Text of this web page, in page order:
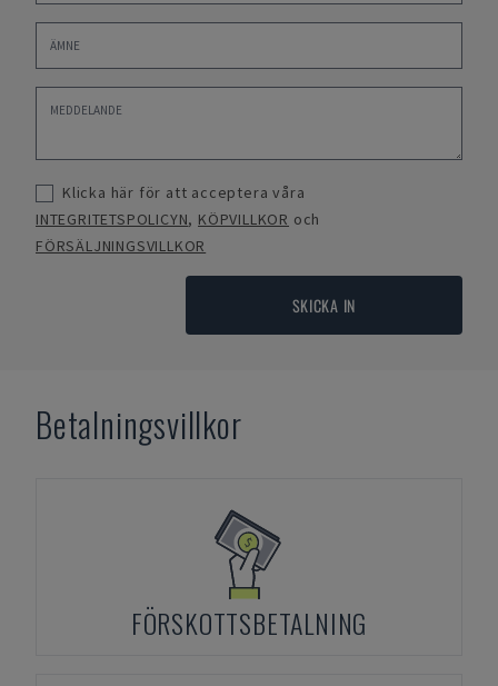
Klicka här för att acceptera våra
INTEGRITETSPOLICYN, KÖPVILLKOR och
FÖRSÄLJNINGSVILLKOR
SKICKA IN
Betalningsvillkor
FÖRSKOTTSBETALNING